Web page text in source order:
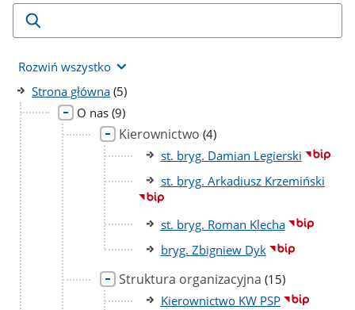
Rozwiń wszystko
Strona główna liczba
podstron
(5)
O nas liczba
podstron
(9)
Kierownictwo liczba
podstron
(4)
st. bryg. Damian Legierski
st. bryg. Arkadiusz Krzemiński
st. bryg. Roman Klecha
bryg. Zbigniew Dyk
Struktura organizacyjna liczba
podstron
(15)
Kierownictwo KW PSP